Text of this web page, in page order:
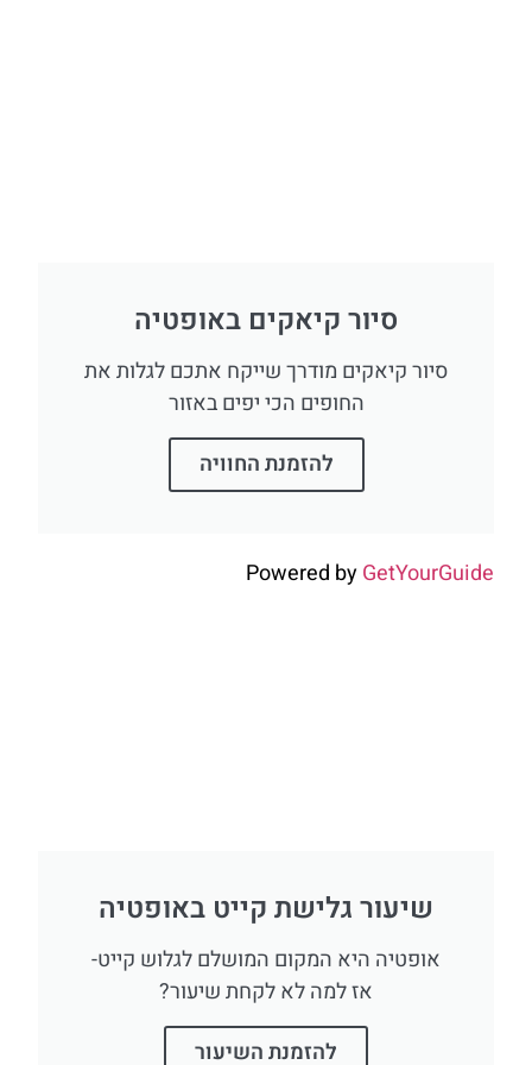
סיור קיאקים באופטיה
סיור קיאקים מודרך שייקח אתכם לגלות את
החופים הכי יפים באזור
להזמנת החוויה
Powered byGetYourGuide
שיעור גלישת קייט באופטיה
אופטיה היא המקום המושלם לגלוש קייט-
אז למה לא לקחת שיעור?
להזמנת השיעור